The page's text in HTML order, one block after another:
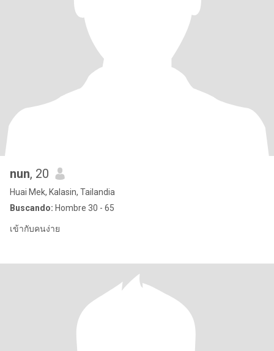
nun, 20
Huai Mek, Kalasin, Tailandia
Buscando: Hombre 30 - 65
เข้ากับคนง่าย